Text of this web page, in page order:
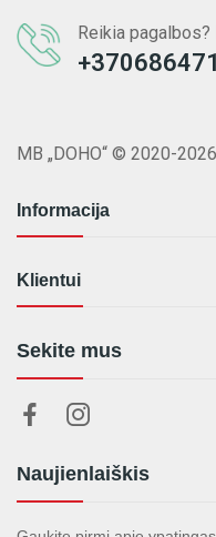
Reikia
MB „DOHO“ © 2020-
Informacija
Klientui
Sekite mus
Naujienlaiškis